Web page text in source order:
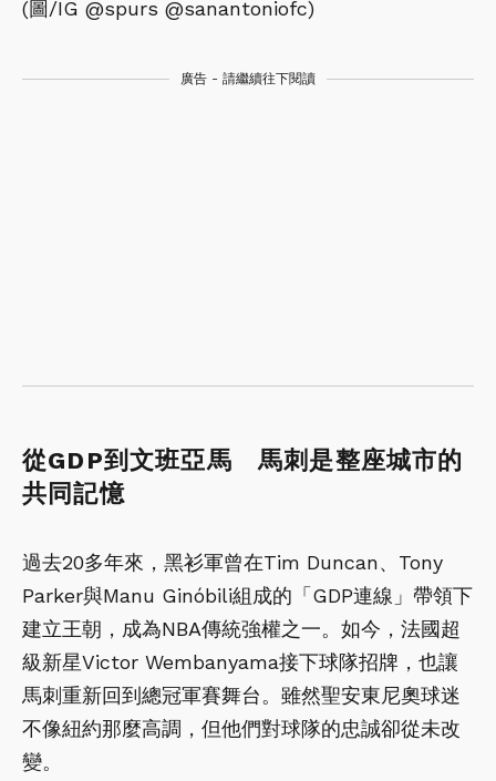
(圖/IG @spurs @sanantoniofc)
廣告 - 請繼續往下閱讀
從GDP到文班亞馬 馬刺是整座城市的
共同記憶
過去20多年來，黑衫軍曾在Tim Duncan、Tony
Parker與Manu Ginóbili組成的「GDP連線」帶領下
建立王朝，成為NBA傳統強權之一。如今，法國超
級新星Victor Wembanyama接下球隊招牌，也讓
馬刺重新回到總冠軍賽舞台。雖然聖安東尼奧球迷
不像紐約那麼高調，但他們對球隊的忠誠卻從未改
變。